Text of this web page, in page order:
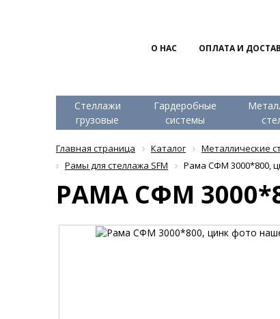
О НАС ОПЛАТА И
Стеллажи
грузовые
Гардеробные
системы
Главная страница Каталог Металлические
Рамы для стеллажа SFM
Рама СФМ 3000*800,
РАМА СФМ